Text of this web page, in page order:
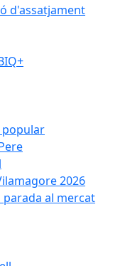
d'assatjament
popular
2026
al mercat